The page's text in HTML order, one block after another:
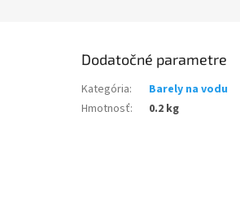
Dodatočné parametre
Kategória:
Barely na vodu
Hmotnosť: 0.2 kg